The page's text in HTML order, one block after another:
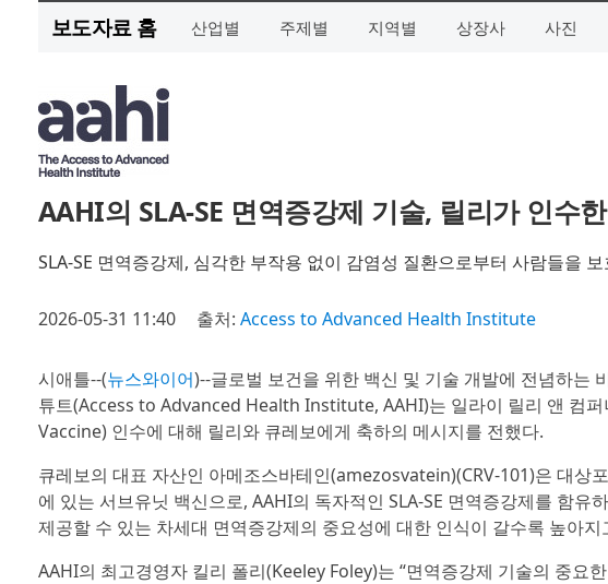
보도자료 홈 산업별 주제별 지역별 상장사 사진
AAHI의 SLA-SE 면역증강제 기술, 릴리가 인수
SLA-SE 면역증강제, 심각한 부작용 없이 감염성 질환으로부터 사람들을
2026-05-31 11:40 출처: Access to Advanced Health Institute
시애틀--(뉴스와이어)--글로벌 보건을 위한 백신 및 기술 개발에 전념하는
튜트(Access to Advanced Health Institute, AAHI)는 일라이 릴리 앤 컴
Vaccine) 인수에 대해 릴리와 큐레보에게 축하의 메시지를 전했다.
큐레보의 대표 자산인 아메조스바테인(amezosvatein)(CRV-101)은 대상
에 있는 서브유닛 백신으로, AAHI의 독자적인 SLA-SE 면역증강제를 함
제공할 수 있는 차세대 면역증강제의 중요성에 대한 인식이 갈수록 높아지
AAHI의 최고경영자 킬리 폴리(Keeley Foley)는 “면역증강제 기술의 중요